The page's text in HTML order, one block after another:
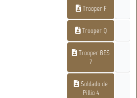
Trooper F
Trooper Q
Trooper BES
7
Soldado de
Pillio 4